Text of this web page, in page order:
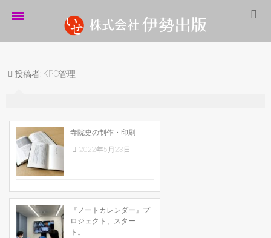
伊勢出版だより
制作実績
企業情報
採用情報
パートナーシップ
お問い合わせ
投稿者: KPC管理
寺院史の制作・印刷
2022年5月23日
『ノートカレンダー』プ
ロジェクト、スター
ト。...